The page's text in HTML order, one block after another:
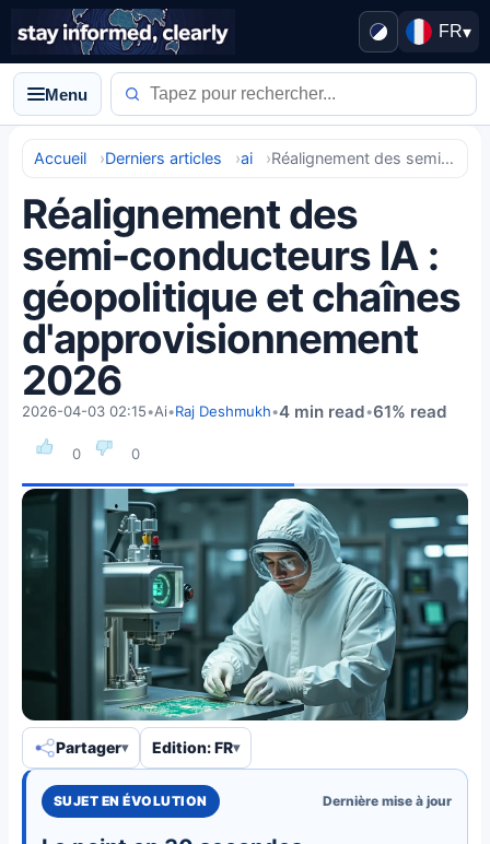
FR▾
Menu
Accueil Derniers articles ai Réalignement des semi-conducteurs IA : géopolitique et chaînes d'approvisionnement 2026
Réalignement des
semi-conducteurs IA :
géopolitique et chaînes
d'approvisionnement
2026
0 0
2026-04-03 02:15•Ai•Raj Deshmukh•4 min read•61% read
Partager Edition: FR
SUJET EN ÉVOLUTION Dernière mise à jour